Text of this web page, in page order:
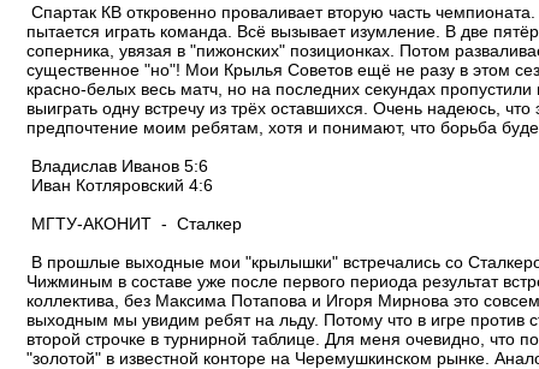
Спартак КВ откровенно проваливает вторую часть
пытается играть команда. Всё вызывает изумление. В две
соперника, увязая в "пижонских" позиционках. Потом
существенное "но"! Мои Крылья Советов ещё не разу в этом
красно-белых весь матч, но на последних секундах
выиграть одну встречу из трёх оставшихся. Очень надеюсь,
предпочтение моим ребятам, хотя и понимают, что борьба
Владислав Иванов 5:6
Иван Котляровский 4:6
МГТУ-АКОНИТ - Сталкер
В прошлые выходные мои "крылышки" встречались со
Чижминым в составе уже после первого периода результат
коллектива, без Максима Потапова и Игоря Мирнова это
выходным мы увидим ребят на льду. Потому что в игре против
второй строчке в турнирной таблице. Для меня очевидно, что
"золотой" в известной конторе на Черемушкинском рынке.